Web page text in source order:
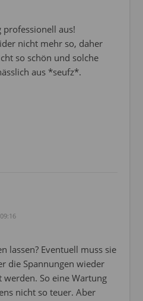
aus!
nicht mehr so, daher
so schön und solche
aus *seufz*.
lassen? Eventuell muss sie
die Spannungen wieder
werden. So eine Wartung
nicht so teuer. Aber